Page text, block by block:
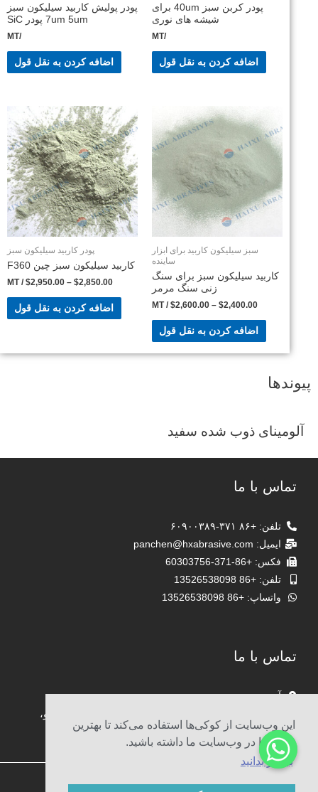
این وب‌سایت از کوکی‌ها استفاده می‌کند تا بهترین
تجربه را در وب‌سایت ما داشته باشید.
بیشتر بدانید
پودر کربن سبز 40um برای
شیشه های نوری
/MT
اضافه کردن به نقل قول
پودر پولیش کاربید سیلیکون سبز
7um 5um پودر SiC
/MT
اضافه کردن به نقل قول
سبز سیلیکون کاربید برای ابزار
ساینده
کاربید سیلیکون سبز برای سنگ
زنی سنگ مرمر
$2,400.00
–
$2,600.00
/ MT
اضافه کردن به نقل قول
پودر کاربید سیلیکون سبز
کاربید سیلیکون سبز چین F360
$2,850.00
–
$2,950.00
/ MT
اضافه کردن به نقل قول
پیوندها
آلومینای ذوب شده سفید
تماس با ما
تلفن: +۸۶ ۳۷۱-۶۰۹۰۰۳۸۹
ایمیل: panchen@hxabrasive.com
فکس: +86-371-60303756
تلفن: +86 13526538098
واتساپ: +86 13526538098
تماس با ما
آدرس
اتاق ۱۹۰۳، میدان یاشینگ تایمز، جاده جنوبی سونگشان، ژنگژو،
چین